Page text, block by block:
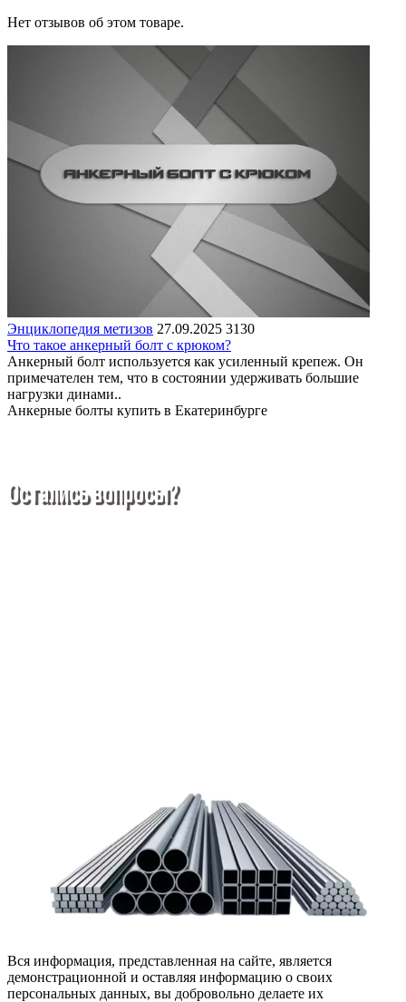
Нет отзывов об этом товаре.
Энциклопедия метизов 27.09.2025 3130
Что такое анкерный болт с крюком?
Анкерный болт используется как усиленный крепеж. Он
примечателен тем, что в состоянии удерживать большие
нагрузки динами..
Анкерные болты купить в Екатеринбурге
Остались вопросы?
Вся информация, представленная на сайте, является
демонстрационной и оставляя информацию о своих
персональных данных, вы добровольно делаете их